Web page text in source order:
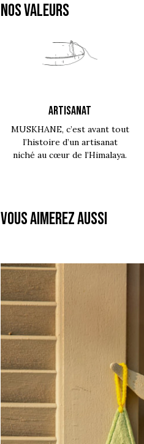
NOS VALEURS
ARTISANAT
MUSKHANE, c’est avant tout
l’histoire d’un artisanat
niché au cœur de l’Himalaya.
Vous aimerez aussi